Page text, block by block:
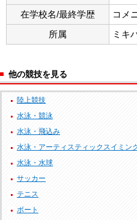
在学校名/最終学歴
コメ
所属
ミキ
他の競技を見る
陸上競技
水泳・競泳
水泳・飛込み
水泳・アーティスティックスイミン
水泳・水球
サッカー
テニス
ボート